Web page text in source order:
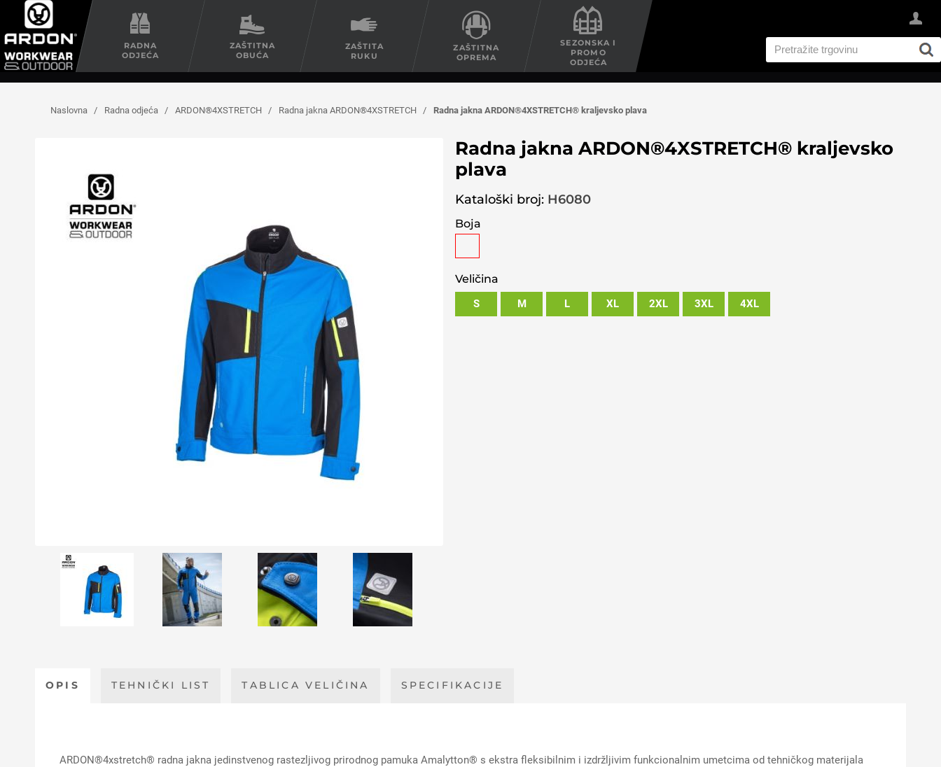
RADNA
ODJEĆA
ZAŠTITNA
OBUĆA
ZAŠTITA
RUKU
ZAŠTITNA
OPREMA
SEZONSKA I
PROMO
ODJEĆA
Naslovna / Radna odjeća / ARDON®4XSTRETCH / Radna jakna ARDON®4XSTRETCH / Radna jakna ARDON®4XSTRETCH® kraljevsko plava
Radna jakna ARDON®4XSTRETCH® kraljevsko
plava
Kataloški broj: H6080
Boja
Veličina
S M L XL 2XL 3XL 4XL
OPIS TEHNIČKI LIST TABLICA VELIČINA SPECIFIKACIJE
ARDON®4xstretch® radna jakna jedinstvenog rastezljivog prirodnog pamuka Amalytton® s ekstra fleksibilnim i izdržljivim funkcionalnim umetcima od tehničkog materijala